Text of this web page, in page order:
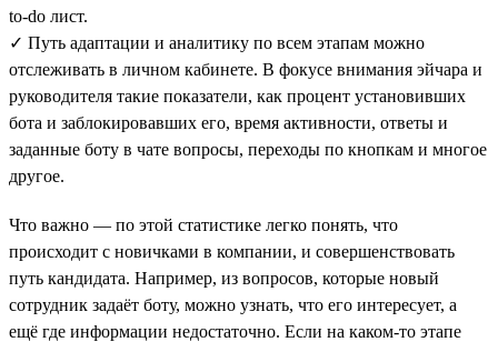
to-do лист.
✓ Путь адаптации и аналитику по всем этапам можно
отслеживать в личном кабинете. В фокусе внимания эйчара и
руководителя такие показатели, как процент установивших
бота и заблокировавших его, время активности, ответы и
заданные боту в чате вопросы, переходы по кнопкам и многое
другое.
Что важно — по этой статистике легко понять, что
происходит с новичками в компании, и совершенствовать
путь кандидата. Например, из вопросов, которые новый
сотрудник задаёт боту, можно узнать, что его интересует, а
ещё где информации недостаточно. Если на каком-то этапе